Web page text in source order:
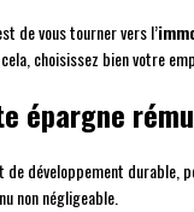
de vous tourner vers l’
choisissez bien votre
épargne
de développement
non négligeable.